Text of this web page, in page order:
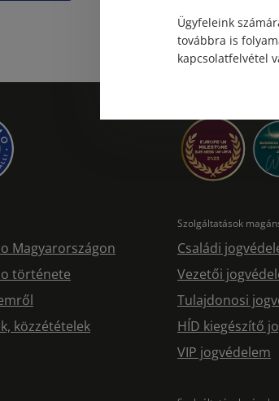
Magyarországon
története
közzétételek
Szolgáltatások
Családi
Vezetői
Tulajdonosi
HÍD kiegészítő
VIP jogvédelem
Ügyfeleink
továbbra is
kapcsolatfelvétel